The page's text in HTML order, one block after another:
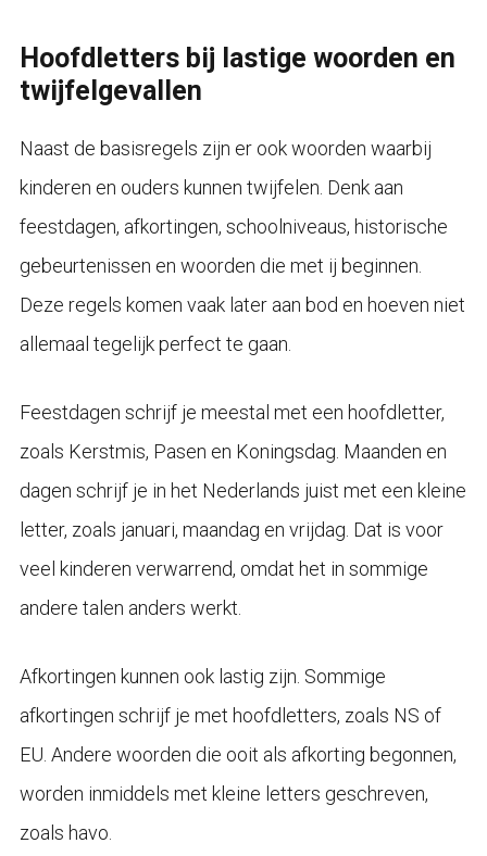
Hoofdletters bij lastige woorden en
twijfelgevallen
Naast de basisregels zijn er ook woorden waarbij
kinderen en ouders kunnen twijfelen. Denk aan
feestdagen, afkortingen, schoolniveaus, historische
gebeurtenissen en woorden die met ij beginnen.
Deze regels komen vaak later aan bod en hoeven niet
allemaal tegelijk perfect te gaan.
Feestdagen schrijf je meestal met een hoofdletter,
zoals Kerstmis, Pasen en Koningsdag. Maanden en
dagen schrijf je in het Nederlands juist met een kleine
letter, zoals januari, maandag en vrijdag. Dat is voor
veel kinderen verwarrend, omdat het in sommige
andere talen anders werkt.
Afkortingen kunnen ook lastig zijn. Sommige
afkortingen schrijf je met hoofdletters, zoals NS of
EU. Andere woorden die ooit als afkorting begonnen,
worden inmiddels met kleine letters geschreven,
zoals havo.